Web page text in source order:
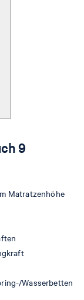
9
Matratzenhöhe
Wasserbetten